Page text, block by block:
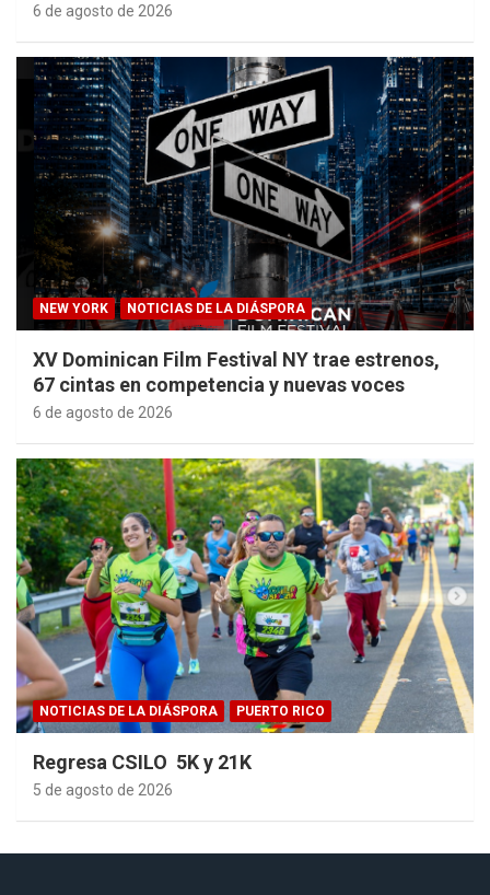
6 de agosto de 2026
NEW YORK NOTICIAS DE LA DIÁSPORA
XV Dominican Film Festival NY trae estrenos,
67 cintas en competencia y nuevas voces
6 de agosto de 2026
NOTICIAS DE LA DIÁSPORA PUERTO RICO
Regresa CSILO 5K y 21K
5 de agosto de 2026